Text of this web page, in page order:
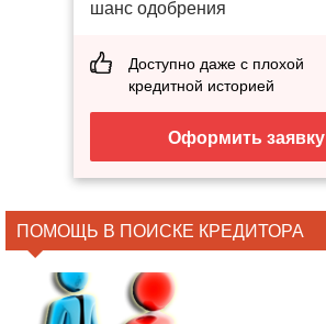
шанс одобрения
Доступно даже с плохой
кредитной историей
Оформить заявку
ПОМОЩЬ В ПОИСКЕ КРЕДИТОРА